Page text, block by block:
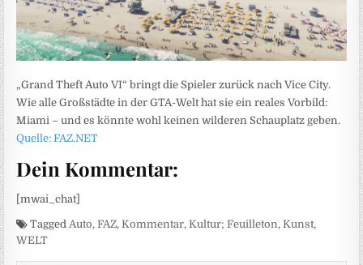
„Grand Theft Auto VI“ bringt die Spieler zurück nach Vice City.
Wie alle Großstädte in der GTA-Welt hat sie ein reales Vorbild:
Miami – und es könnte wohl keinen wilderen Schauplatz geben.
Quelle: FAZ.NET
Dein Kommentar:
[mwai_chat]
Tagged Auto,FAZ,Kommentar,Kultur; Feuilleton,Kunst,
WELT